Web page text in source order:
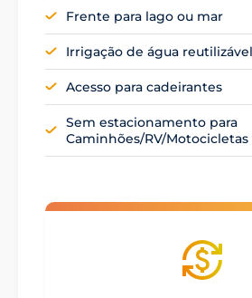
Frente para lago ou mar
Irrigação de água reutilizável
Acesso para cadeirantes
Sem estacionamento para
Caminhões/RV/Motocicletas